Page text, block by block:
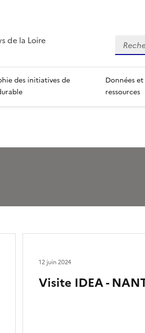
de la Loire
des initiatives de
Données et
ressources
Visite IDEA -
12 juin 2024